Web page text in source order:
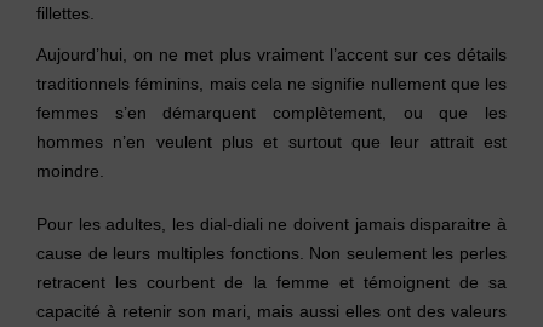
fillettes.
Aujourd’hui, on ne met plus vraiment l’accent sur ces détails
traditionnels féminins, mais cela ne signifie nullement que les
femmes s’en démarquent complètement, ou que les
hommes n’en veulent plus et surtout que leur attrait est
moindre.
Pour les adultes, les dial-diali ne doivent jamais disparaitre à
cause de leurs multiples fonctions. Non seulement les perles
retracent les courbent de la femme et témoignent de sa
capacité à retenir son mari, mais aussi elles ont des valeurs